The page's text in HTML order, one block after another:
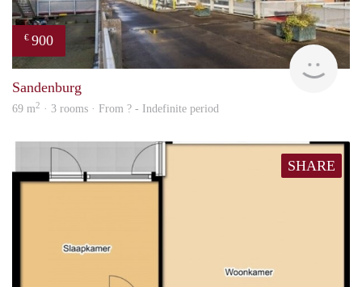
€ 900
Sandenburg
69 m2 · 3 rooms · From ? - Indefinite period
SHARE